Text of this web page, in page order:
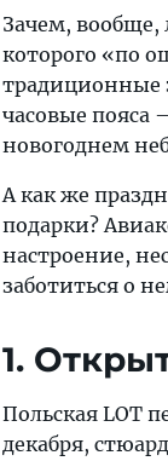
не
растерять
ваше
праздничное
настроение,
на
строгие
правила
Зачем,
которого «по
традиционные
часовые пояса
новогоднем
А как же
подарки?
настроение,
заботиться о
1.
Польская LOT
декабря,